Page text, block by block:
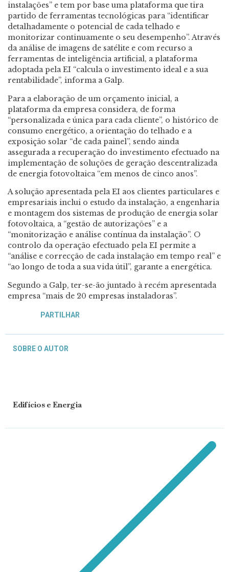
instalações” e tem por base uma plataforma que tira
partido de ferramentas tecnológicas para “identificar
detalhadamente o potencial de cada telhado e
monitorizar continuamente o seu desempenho”. Através
da análise de imagens de satélite e com recurso a
ferramentas de inteligência artificial, a plataforma
adoptada pela EI “calcula o investimento ideal e a sua
rentabilidade”, informa a Galp.
Para a elaboração de um orçamento inicial, a
plataforma da empresa considera, de forma
“personalizada e única para cada cliente”, o histórico de
consumo energético, a orientação do telhado e a
exposição solar “de cada painel”, sendo ainda
assegurada a recuperação do investimento efectuado na
implementação de soluções de geração descentralizada
de energia fotovoltaica “em menos de cinco anos”.
A solução apresentada pela EI aos clientes particulares e
empresariais inclui o estudo da instalação, a engenharia
e montagem dos sistemas de produção de energia solar
fotovoltaica, a “gestão de autorizações” e a
“monitorização e análise contínua da instalação”. O
controlo da operação efectuado pela EI permite a
“análise e correcção de cada instalação em tempo real” e
“ao longo de toda a sua vida útil”, garante a energética.
Segundo a Galp, ter-se-ão juntado à recém apresentada
empresa “mais de 20 empresas instaladoras”.
PARTILHAR
SOBRE O AUTOR
Edifícios e Energia